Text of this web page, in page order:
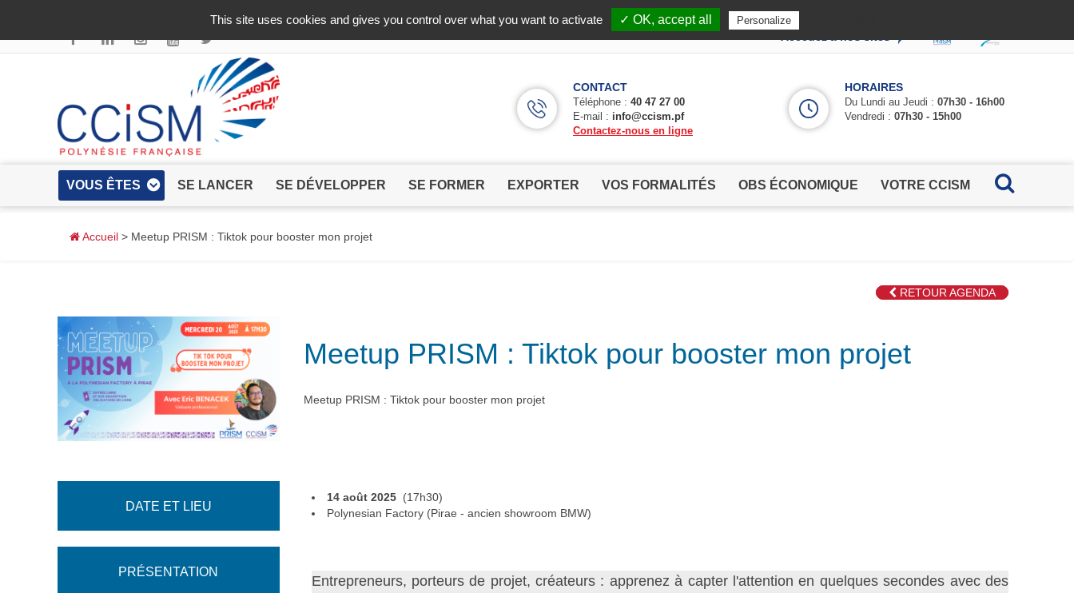
✓ Allow
CONTACT
Téléphone : 40 47 27 00
E-mail : info@ccism.pf
Contactez-nous en ligne
HORAIRES
Du Lundi au Jeudi : 07h30 - 16h00
Vendredi : 07h30 - 15h00
VOUS ÊTES SE LANCER SE DÉVELOPPER SE FORMER EXPORTER VOS FORMALITÉS OBS ÉCONOMIQUE VOTRE CCISM
Accueil > Meetup PRISM : Tiktok pour booster mon projet
RETOUR AGENDA
Meetup PRISM : Tiktok pour booster mon projet
Meetup PRISM : Tiktok pour booster mon projet
DATE ET LIEU
14 août 2025 (17h30)
Polynesian Factory (Pirae - ancien showroom BMW)
PRÉSENTATION
Entrepreneurs, porteurs de projet, créateurs : apprenez à capter l'attention en quelques secondes avec des
This site uses cookies and gives you control over what you want to activate ✓ OK, accept all Personalize